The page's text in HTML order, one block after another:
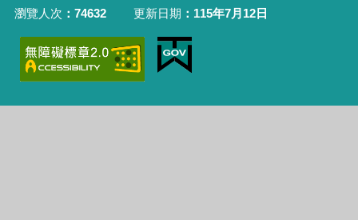
瀏覽人次
74632 更新日期 115年7月12日